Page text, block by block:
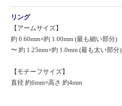
リング
【アームサイズ】
約 0.60mm×約 1.00mm (最も細い部分)
〜 約 1.25mm×約 1.0mm (最も太い部分)
【モチーフサイズ】
直径 約6mm×高さ 約4mm